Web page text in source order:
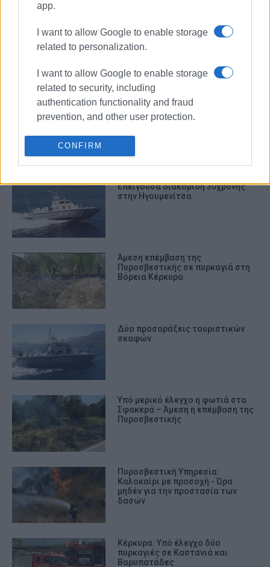
app.
I want to allow Google to enable storage
related to personalization.
I want to allow Google to enable storage
related to security, including
authentication functionality and fraud
prevention, and other user protection.
CONFIRM
ΣΧΕΤΙΚA AΡΘΡΑ
Κέρκυρα: Σε πλήρη ετοιμότητα το
Εμπρησμού (Α.Κ.Α.Ε.Ε.)
Φωτιά σε εστιατόριο στη
Στρογγυλή τα ξημερώματα – Μόνο
υλικές ζημιές
Επείγουσα διακομιδή 30χρονης
στην Ηγουμενίτσα
Άμεση επέμβαση της
Πυροσβεστικής σε πυρκαγιά στη
Βόρεια Κέρκυρα
Δύο προσαράξεις τουριστικών
σκαφών
Υπό μερικό έλεγχο η φωτιά στα
Σφακερά – Άμεση η επέμβαση της
Πυροσβεστικής
Πυροσβεστική Υπηρεσία:
Καλοκαίρι με προσοχή - Ώρα
μηδέν για την προστασία των
δασών
Κέρκυρα: Υπό έλεγχο δύο
πυρκαγιές σε Καστανιά και
Βαρυπατάδες